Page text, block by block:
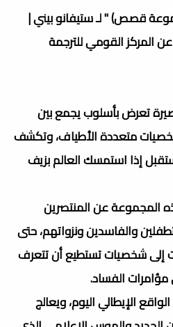
قصص) " لـ ستيفانو بيني |
المركز القومي للترجمة
27 قصة قصيرة تعرض بأسلوب يجمع بين
متعددة الأطياف، وتكشف
إذا استمسك العالم بزيف
المجموعة عن المنتصرين
والفاسدين ونزواتهم، حتى
إلى شخصيات تستطيع أن تتعرف
الفساد.
الإيطالي اليوم، ويعالج